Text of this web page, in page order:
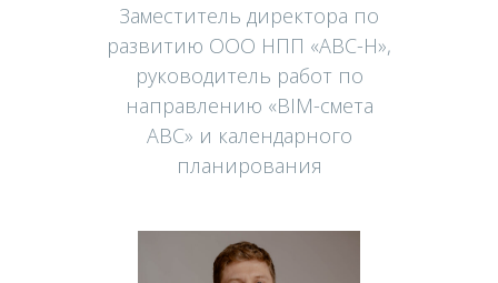
Заместитель директора по
развитию ООО НПП «АВС-Н»,
руководитель работ по
направлению «BIM-смета
АВС» и календарного
планирования